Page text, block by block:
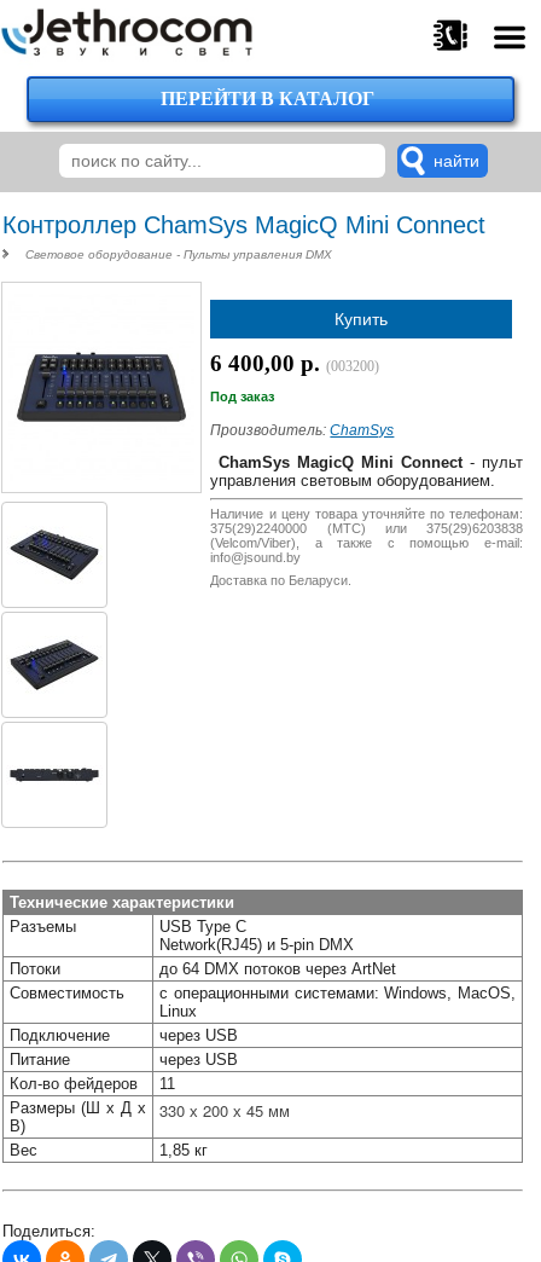
375
224-
00-
00
375
29
620-
38-
Наши
в
соцсетях:
ПЕРЕЙТИ В КАТАЛОГ
Контроллер ChamSys MagicQ Mini Connect
Световое оборудование - Пульты управления DMX
Купить
6 400,00 р.(003200)
Под заказ
Производитель:ChamSys
ChamSys MagicQ Mini Connect- пульт
управления световым оборудованием.
Наличие и цену товара уточняйте по телефонам:
375(29)2240000 (МТС) или 375(29)6203838
(Velcom/Viber), а также с помощью e-mail:
info@jsound.by
Доставка по Беларуси.
Технические характеристики
Разъемы
USB Type C
Network(RJ45) и 5-pin DMX
Потоки
до 64 DMX потоков через ArtNet
Совместимость
с операционными системами: Windows, MacOS,
Linux
Подключение
через USB
Питание
через USB
Кол-во фейдеров
11
Размеры (Ш x Д x
В)
330 х 200 х 45 мм
Вес 1,85 кг
Поделиться: